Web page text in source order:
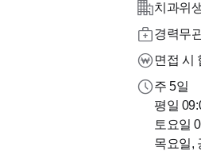
치과위
경력무
면접 시
주 5일
평일
토요일
목요일,